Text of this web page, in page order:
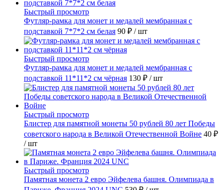
Быстрый просмотр
Футляр-рамка для монет и медалей мембранная с
подставкой 7*7*2 см белая 90 ₽ / шт
Быстрый просмотр
Футляр-рамка для монет и медалей мембранная с
подставкой 11*11*2 см чёрная 130 ₽ / шт
Быстрый просмотр
Блистер для памятной монеты 50 рублей 80 лет Победы
советского народа в Великой Отечественной Войне 40 ₽
/ шт
Быстрый просмотр
Памятная монета 2 евро Эйфелева башня. Олимпиада в